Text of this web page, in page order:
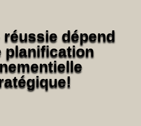
réussie dépend
planification